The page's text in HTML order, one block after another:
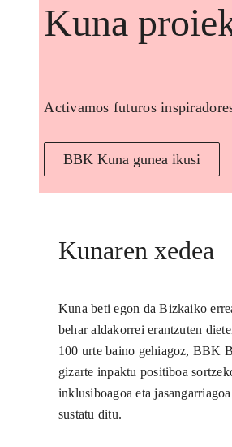
Kuna
Activamos futuros
BBK Kuna gunea ikusi
Kunaren xedea
Kuna beti egon da Bizkaiko
behar aldakorrei erantzuten
100 urte baino gehiagoz, BBK
gizarte inpaktu positiboa
inklusiboagoa eta
sustatu ditu.